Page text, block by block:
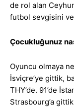
de rol alan
futbol sevgisini ve
Çocukluğunuz
Oyuncu olmaya
İsviçre’ye gittik,
THY’de. 91’de
Strasbourg’a